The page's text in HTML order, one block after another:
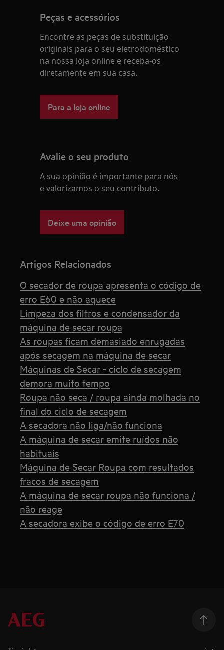
Peças e acessórios
Encontre as peças de substituição
originais para o seu eletrodoméstico
na nossa loja online e receba-os
diretamente em sua casa.
Para a loja online
Avalie o seu produto
A sua opinião é importante para nós
e valorizamos o seu contributo.
Deixe uma opinião
Artigos Relacionados
O secador de roupa apresenta o código de
erro E60 e não aquece
Limpeza dos filtros e condensador da
máquina de secar roupa
As roupas ficam demasiado enrugadas
após secagem na máquina de secar
Máquinas de Secar - ciclo de secagem
demora muito tempo
Roupa não seca / roupa ainda molhada no
final do ciclo de secagem
A secadora não liga/não funciona
A máquina de secar emite ruídos não
habituais
Máquina de Secar Roupa com resultados
fracos de secagem
A máquina de secar roupa não funciona /
não reage
A secadora exibe o código de erro E70